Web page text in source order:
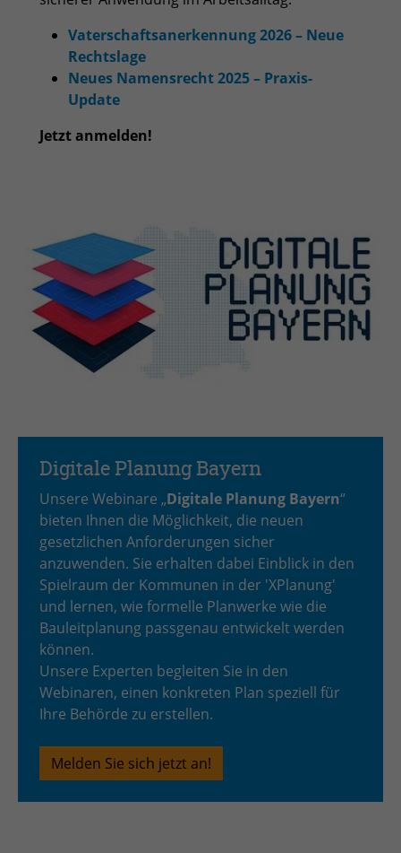
Vaterschaftsanerkennung 2026 – Neue
Rechtslage
Neues Namensrecht 2025 – Praxis-
Update
Jetzt anmelden!
Digitale Planung Bayern
Unsere Webinare „Digitale Planung Bayern“
bieten Ihnen die Möglichkeit, die neuen
gesetzlichen Anforderungen sicher
anzuwenden. Sie erhalten dabei Einblick in den
Spielraum der Kommunen in der 'XPlanung'
und lernen, wie formelle Planwerke wie die
Bauleitplanung passgenau entwickelt werden
können.
Unsere Experten begleiten Sie in den
Webinaren, einen konkreten Plan speziell für
Ihre Behörde zu erstellen.
Melden Sie sich jetzt an!